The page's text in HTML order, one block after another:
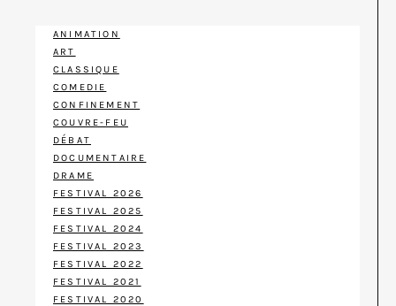
ANIMATION
ART
CLASSIQUE
COMEDIE
CONFINEMENT
COUVRE-FEU
DÉBAT
DOCUMENTAIRE
DRAME
FESTIVAL 2026
FESTIVAL 2025
FESTIVAL 2024
FESTIVAL 2023
FESTIVAL 2022
FESTIVAL 2021
FESTIVAL 2020